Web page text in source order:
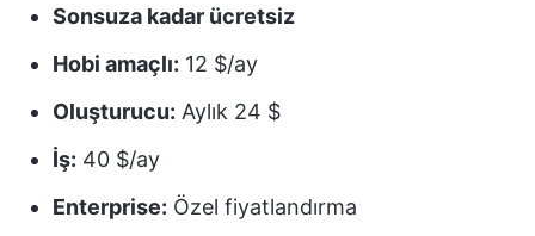
Sonsuza kadar ücretsiz
Hobi amaçlı: 12 $/ay
Oluşturucu: Aylık 24 $
İş: 40 $/ay
Enterprise: Özel fiyatlandırma